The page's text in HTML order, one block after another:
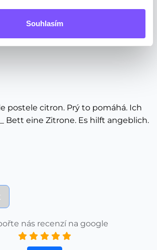
Souhlasím
postelí. Das Bild hängt über ____
postele citron. Prý to pomáhá. Ich
Bett eine Zitrone. Es hilft angeblich.
nás recenzí na google